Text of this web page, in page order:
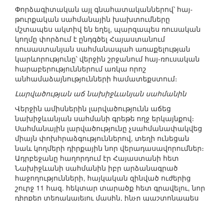
Փորձագիտական այլ գնահատականներով՝ հայ-
թուրքական սահմանային խախտումները
մշտապես ակտիվ են եղել, պարզապես ռուսական
կողմը փորձում է ընդգծել Հայաստանում
ռուսաստանյան սահմանապահ առաքելության
կարևորությունը՝ վերջին շրջանում հայ-ռուսական
հարաբերություններում առկա որոշ
անհամաձայնությունների համատեքստում։
Լարվածության աճ նախիջևանյան սահմանին
Վերջին ամիսներին լարվածությունն աճեց
նախիջևանյան սահմանի գրեթե ողջ երկայնքով։
Սահմանային լարվածությունը չսահմանափակվեց
միայն փոխհրաձգություններով, տեղի ունեցան
նաև կողմերի դիրքային նոր վերադասավորումներ։
Ադրբեջանը հաղորդում էր Հայաստանի հետ
Նախիջևանի սահմանին իբր արձանագրած
հաջողությունների, հայկական զինված ուժերից
շուրջ 11 հազ. հեկտար տարածք հետ գրավելու, նոր
դիրքեր տեղակայելու մասին, ինչը պաշտոնապես